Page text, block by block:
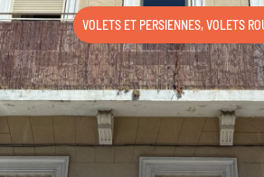
VOLETS ET PERSIENNES,VOLETS